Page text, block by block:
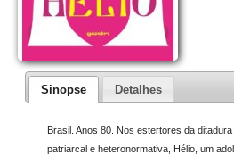
Sinopse Detalhes
Brasil. Anos 80. Nos estertores da
patriarcal e heteronormativa, Hélio, um